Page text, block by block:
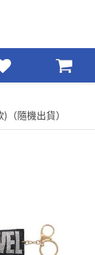
隨機出貨）